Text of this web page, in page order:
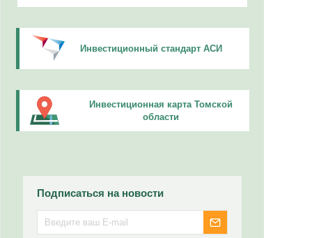
Инвестиционный стандарт АСИ
Инвестиционная карта Томской
области
Подписаться на новости